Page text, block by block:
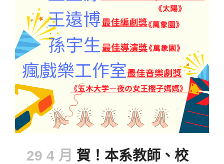
29 4 月 賀！本系教師、校